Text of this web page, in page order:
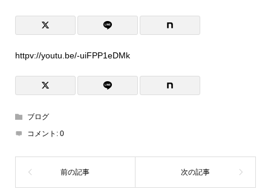
httpv://youtu.be/-uiFPP1eDMk
ブログ
コメント: 0